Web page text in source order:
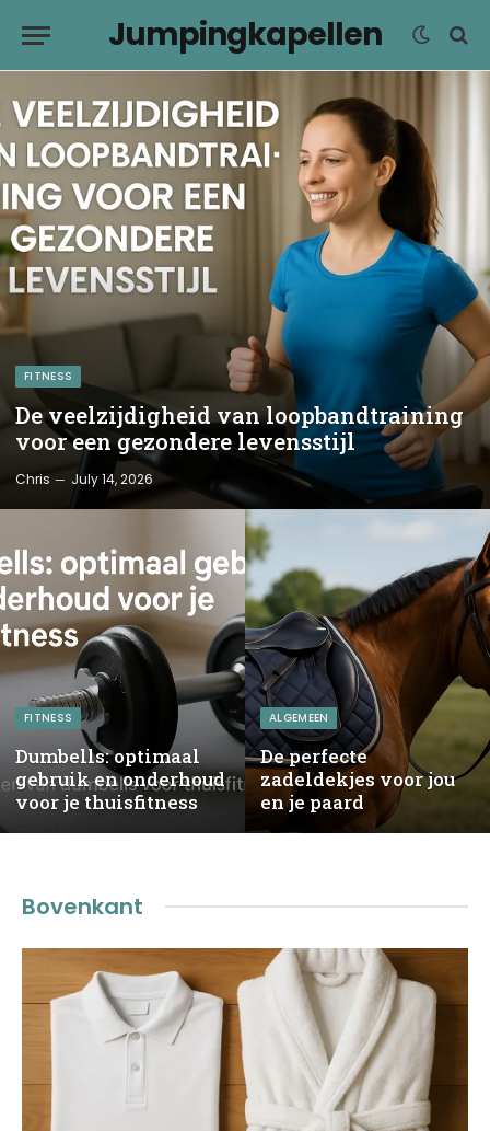
Jumpingkapellen
FITNESS
De veelzijdigheid van loopbandtraining
voor een gezondere levensstijl
Chris July 14, 2026
FITNESS
Dumbells: optimaal
gebruik en onderhoud
voor je thuisfitness
ALGEMEEN
De perfecte
zadeldekjes voor jou
en je paard
Bovenkant